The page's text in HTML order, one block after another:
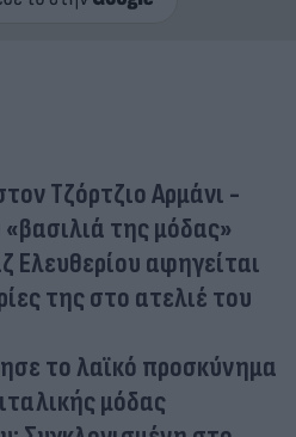
Τζόρτζιο Αρμάνι -
της μόδας»
Ελευθερίου αφηγείται
της στο ατελιέ του
το λαϊκό προσκύνημα
μόδας